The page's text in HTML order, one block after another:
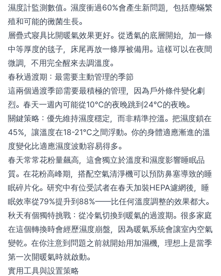
濕度計監測數值。濕度衝過60%會產生新問題，包括塵蟎繁
殖和可能的黴菌生長。
層疊式寢具比開暖氣效果更好。從透氣的底層開始，加一條
中等厚度的毯子，床尾再放一條厚被備用。這樣可以在夜間
微調，不用完全醒來去調溫度。
春秋過渡期：最需要主動管理的季節
這兩個過渡季節需要最積極的管理，因為戶外條件變化劇
烈。春天一週內可能從10°C的夜晚跳到24°C的夜晚。
關鍵策略：優先維持濕度穩定，而非精準控溫。把濕度鎖在
45%，讓溫度在18-21°C之間浮動。你的身體適應漸進的溫
度變化比適應濕度波動容易得多。
春天常常花粉量飆高，這會獨立於溫度和濕度影響睡眠品
質。在花粉高峰期，搭配空氣清淨機可以預防鼻塞導致的睡
眠碎片化。研究中有位受試者在春天加裝HEPA濾網後，睡
眠效率從79%提升到88%——比任何溫度調整的效果都大。
秋天有個獨特挑戰：從冷氣切換到暖氣的過渡期。很多家庭
在這個轉換時會經歷濕度崩盤，因為暖氣系統會讓室內空氣
變乾。在你注意到問題之前就開始用加濕機，理想上是當季
第一次開暖氣時就啟動。
實用工具與設置策略